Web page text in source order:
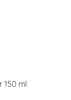
150 ml